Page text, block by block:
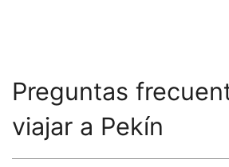
Preguntas
viajar a Pekín